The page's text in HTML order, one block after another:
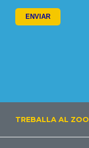
Footer
TREBALLA AL ZOO